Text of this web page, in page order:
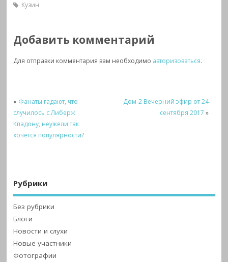
Кузин
Добавить комментарий
Для отправки комментария вам необходимо авторизоваться.
« Фанаты гадают, что
случилось с Либерж
Кпадону, неужели так
хочется популярности?
Дом-2 Вечерний эфир от 24
сентября 2017 »
Рубрики
Без рубрики
Блоги
Новости и слухи
Новые участники
Фотографии